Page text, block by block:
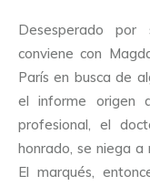
Desesperado por
conviene con
París en busca de
el informe origen
profesional, el
honrado, se niega a
El marqués,